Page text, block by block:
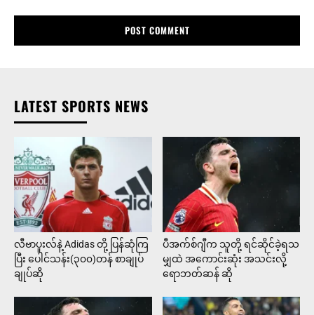
LATEST SPORTS NEWS
လီဗာပူးလ်နဲ့ Adidas တို့ ပြန်ဆုံကြ
ပြီး ပေါင်သန်း(၃၀၀)တန် စာချုပ်
ချုပ်ဆို
ပီအက်စ်ဂျီက သူတို့ ရင်ဆိုင်ခဲ့ရသ
မျှထဲ အကောင်းဆုံး အသင်းလို့
ရောဘတ်ဆန် ဆို